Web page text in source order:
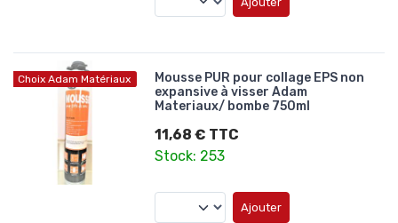
Choix Adam Matériaux
Mousse PUR pour collage EPS non
expansive à visser Adam
Materiaux/ bombe 750ml
11,68 € TTC
Stock: 253
Ajouter